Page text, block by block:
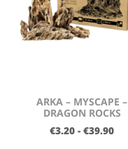
ARKA – MYSCAPE –
DRAGON ROCKS
€3.20 - €39.90